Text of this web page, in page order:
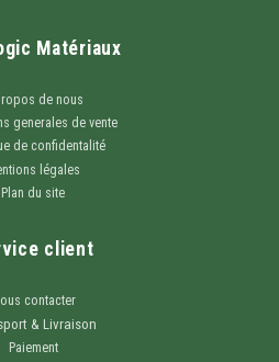
Matériaux
de nous
generales de vente
de confidentalité
légales
Plan du site
client
contacter
& Livraison
Paiement